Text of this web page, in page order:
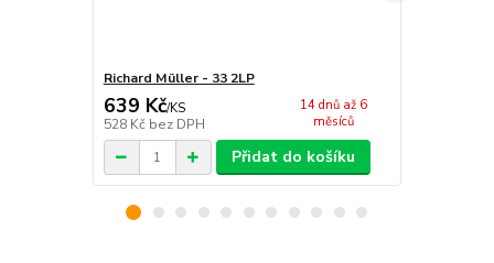
Richard Müller - 33 2LP
639 Kč/KS
528 Kč bez DPH
14 dnů až 6
měsíců
Přidat do košíku